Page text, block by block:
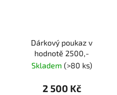
Dárkový poukaz v
hodnotě 2500,-
Skladem (>80 ks)
2 500 Kč